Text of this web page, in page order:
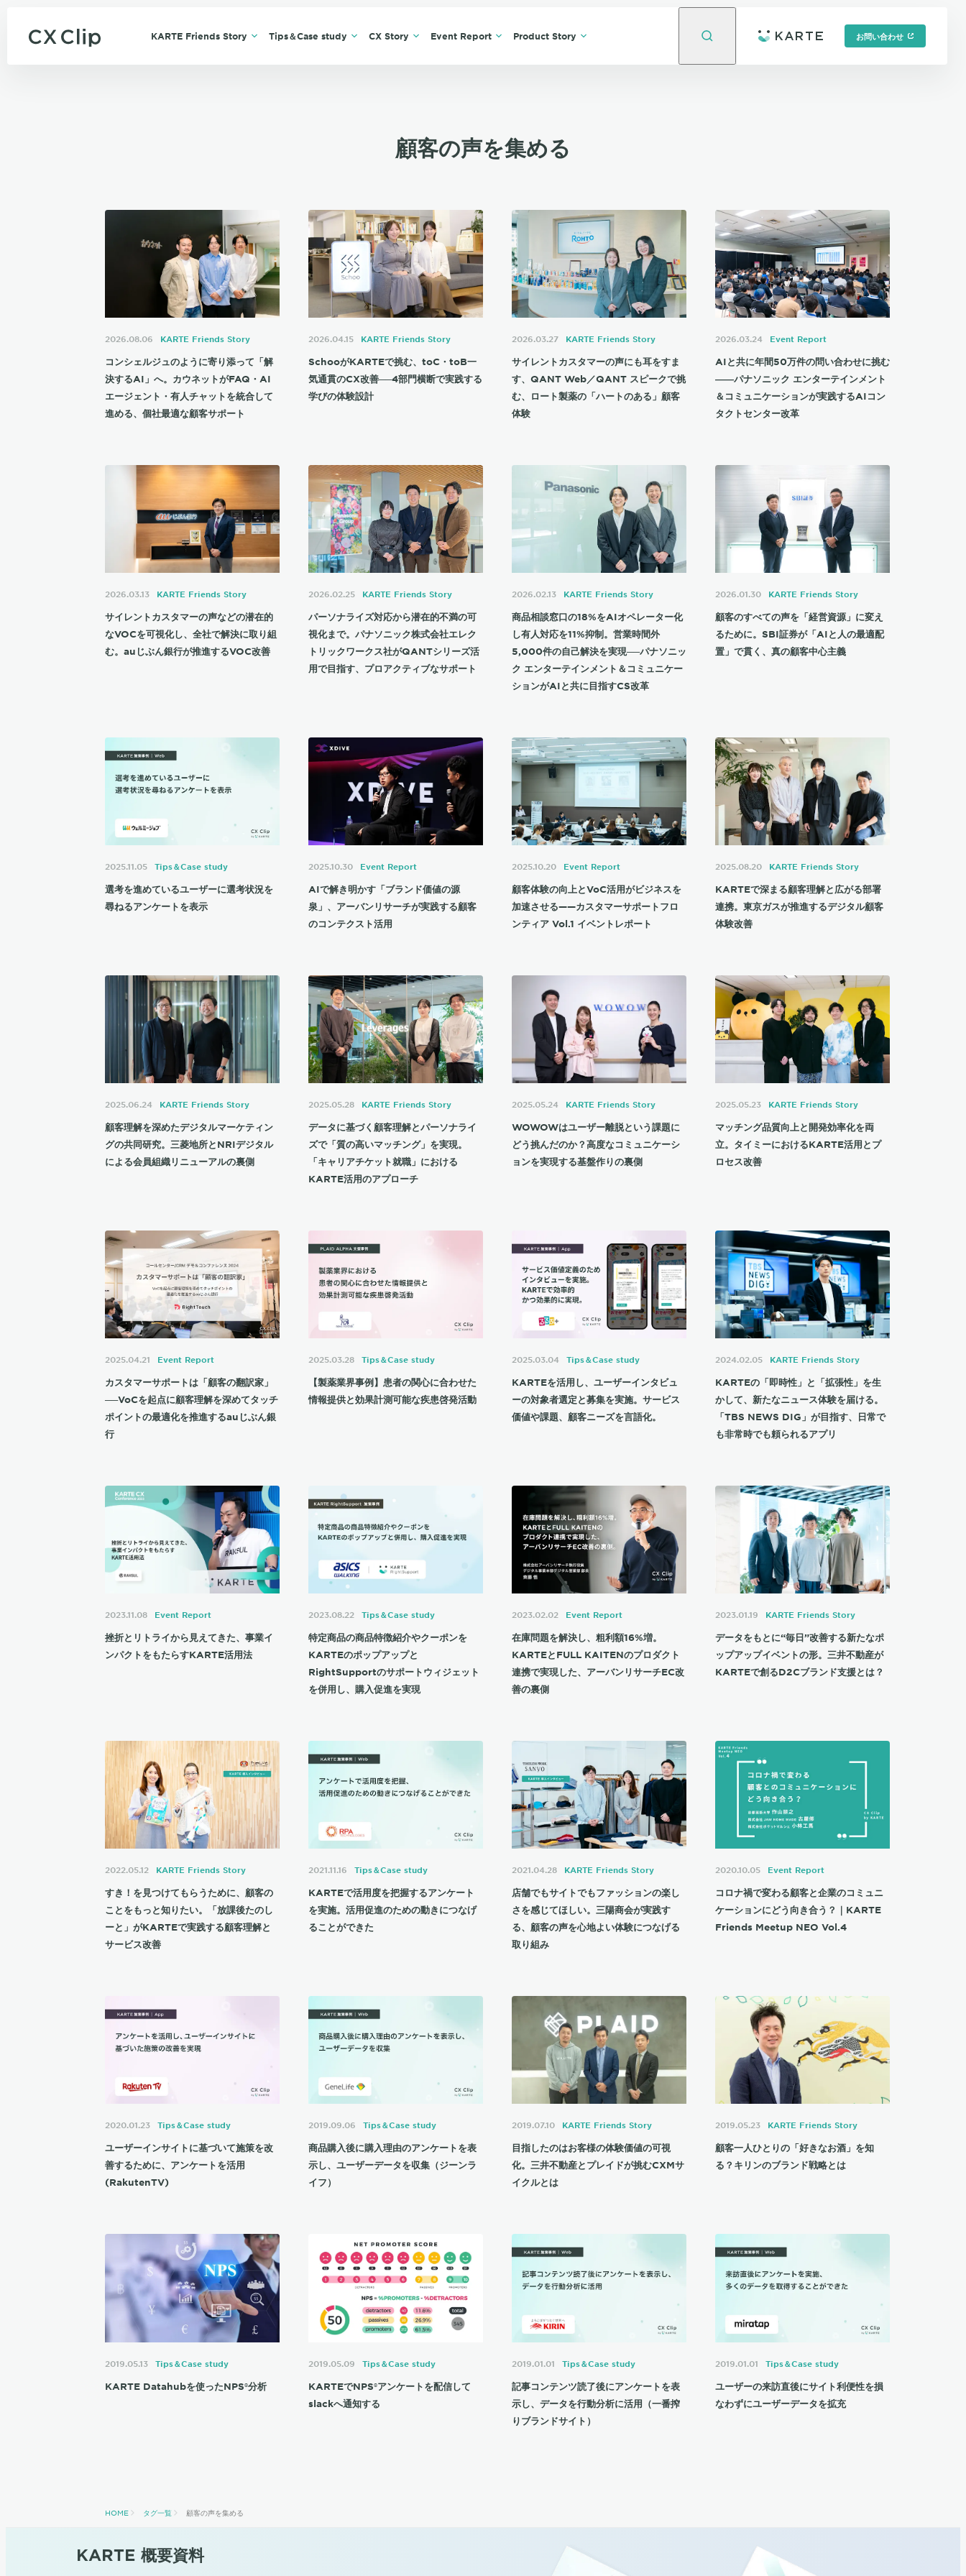
KARTE Friends Story Tips＆Case study CX Story Event Report Product Story お問い合わせ
顧客の声を集める
2026.08.06 KARTE Friends Story
コンシェルジュのように寄り添って「解
決するAI」へ。カウネットがFAQ・AI
エージェント・有人チャットを統合して
進める、個社最適な顧客サポート
2026.04.15 KARTE Friends Story
SchooがKARTEで挑む、toC・toB一
気通貫のCX改善──4部門横断で実践する
学びの体験設計
2026.03.27 KARTE Friends Story
サイレントカスタマーの声にも耳をすま
す、QANT Web／QANT スピークで挑
む、ロート製薬の「ハートのある」顧客
体験
2026.03.24 Event Report
AIと共に年間50万件の問い合わせに挑む
――パナソニック エンターテインメント
＆コミュニケーションが実践するAIコン
タクトセンター改革
2026.03.13 KARTE Friends Story
サイレントカスタマーの声などの潜在的
なVOCを可視化し、全社で解決に取り組
む。auじぶん銀行が推進するVOC改善
2026.02.25 KARTE Friends Story
パーソナライズ対応から潜在的不満の可
視化まで。パナソニック株式会社エレク
トリックワークス社がQANTシリーズ活
用で目指す、プロアクティブなサポート
2026.02.13 KARTE Friends Story
商品相談窓口の18%をAIオペレーター化
し有人対応を11%抑制。営業時間外
5,000件の自己解決を実現──パナソニッ
ク エンターテインメント＆コミュニケー
ションがAIと共に目指すCS改革
2026.01.30 KARTE Friends Story
顧客のすべての声を「経営資源」に変え
るために。SBI証券が「AIと人の最適配
置」で貫く、真の顧客中心主義
2025.11.05 Tips＆Case study
選考を進めているユーザーに選考状況を
尋ねるアンケートを表示
2025.10.30 Event Report
AIで解き明かす「ブランド価値の源
泉」、アーバンリサーチが実践する顧客
のコンテクスト活用
2025.10.20 Event Report
顧客体験の向上とVoC活用がビジネスを
加速させる——カスタマーサポートフロ
ンティア Vol.1 イベントレポート
2025.08.20 KARTE Friends Story
KARTEで深まる顧客理解と広がる部署
連携。東京ガスが推進するデジタル顧客
体験改善
2025.06.24 KARTE Friends Story
顧客理解を深めたデジタルマーケティン
グの共同研究。三菱地所とNRIデジタル
による会員組織リニューアルの裏側
2025.05.28 KARTE Friends Story
データに基づく顧客理解とパーソナライ
ズで「質の高いマッチング」を実現。
「キャリアチケット就職」における
KARTE活用のアプローチ
2025.05.24 KARTE Friends Story
WOWOWはユーザー離脱という課題に
どう挑んだのか？高度なコミュニケーシ
ョンを実現する基盤作りの裏側
2025.05.23 KARTE Friends Story
マッチング品質向上と開発効率化を両
立。タイミーにおけるKARTE活用とプ
ロセス改善
2025.04.21 Event Report
カスタマーサポートは「顧客の翻訳家」
──VoCを起点に顧客理解を深めてタッチ
ポイントの最適化を推進するauじぶん銀
行
2025.03.28 Tips＆Case study
【製薬業界事例】患者の関心に合わせた
情報提供と効果計測可能な疾患啓発活動
2025.03.04 Tips＆Case study
KARTEを活用し、ユーザーインタビュ
ーの対象者選定と募集を実施。サービス
価値や課題、顧客ニーズを言語化。
2024.02.05 KARTE Friends Story
KARTEの「即時性」と「拡張性」を生
かして、新たなニュース体験を届ける。
「TBS NEWS DIG」が目指す、日常で
も非常時でも頼られるアプリ
2023.11.08 Event Report
挫折とリトライから見えてきた、事業イ
ンパクトをもたらすKARTE活用法
2023.08.22 Tips＆Case study
特定商品の商品特徴紹介やクーポンを
KARTEのポップアップと
RightSupportのサポートウィジェット
を併用し、購入促進を実現
2023.02.02 Event Report
在庫問題を解決し、粗利額16%増。
KARTEとFULL KAITENのプロダクト
連携で実現した、アーバンリサーチEC改
善の裏側
2023.01.19 KARTE Friends Story
データをもとに“毎日”改善する新たなポ
ップアップイベントの形。三井不動産が
KARTEで創るD2Cブランド支援とは？
2022.05.12 KARTE Friends Story
すき！を見つけてもらうために、顧客の
ことをもっと知りたい。「放課後たのし
ーと」がKARTEで実践する顧客理解と
サービス改善
2021.11.16 Tips＆Case study
KARTEで活用度を把握するアンケート
を実施。活用促進のための動きにつなげ
ることができた
2021.04.28 KARTE Friends Story
店舗でもサイトでもファッションの楽し
さを感じてほしい。三陽商会が実践す
る、顧客の声を心地よい体験につなげる
取り組み
2020.10.05 Event Report
コロナ禍で変わる顧客と企業のコミュニ
ケーションにどう向き合う？｜KARTE
Friends Meetup NEO Vol.4
2020.01.23 Tips＆Case study
ユーザーインサイトに基づいて施策を改
善するために、アンケートを活用
(RakutenTV)
2019.09.06 Tips＆Case study
商品購入後に購入理由のアンケートを表
示し、ユーザーデータを収集（ジーンラ
イフ）
2019.07.10 KARTE Friends Story
目指したのはお客様の体験価値の可視
化。三井不動産とプレイドが挑むCXMサ
イクルとは
2019.05.23 KARTE Friends Story
顧客一人ひとりの「好きなお酒」を知
る？キリンのブランド戦略とは
2019.05.13 Tips＆Case study
KARTE Datahubを使ったNPS®分析
2019.05.09 Tips＆Case study
KARTEでNPS®アンケートを配信して
slackへ通知する
2019.01.01 Tips＆Case study
記事コンテンツ読了後にアンケートを表
示し、データを行動分析に活用（一番搾
りブランドサイト）
2019.01.01 Tips＆Case study
ユーザーの来訪直後にサイト利便性を損
なわずにユーザーデータを拡充
HOME タグ一覧 顧客の声を集める
KARTE 概要資料